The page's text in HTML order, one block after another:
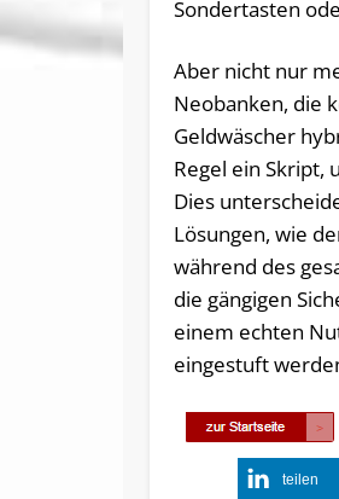
Sondertasten
Aber nicht nur
Neobanken, die
Geldwäscher
Regel ein Skript,
Dies
Lösungen, wie
während des
die gängigen
einem echten
eingestuft
teilen